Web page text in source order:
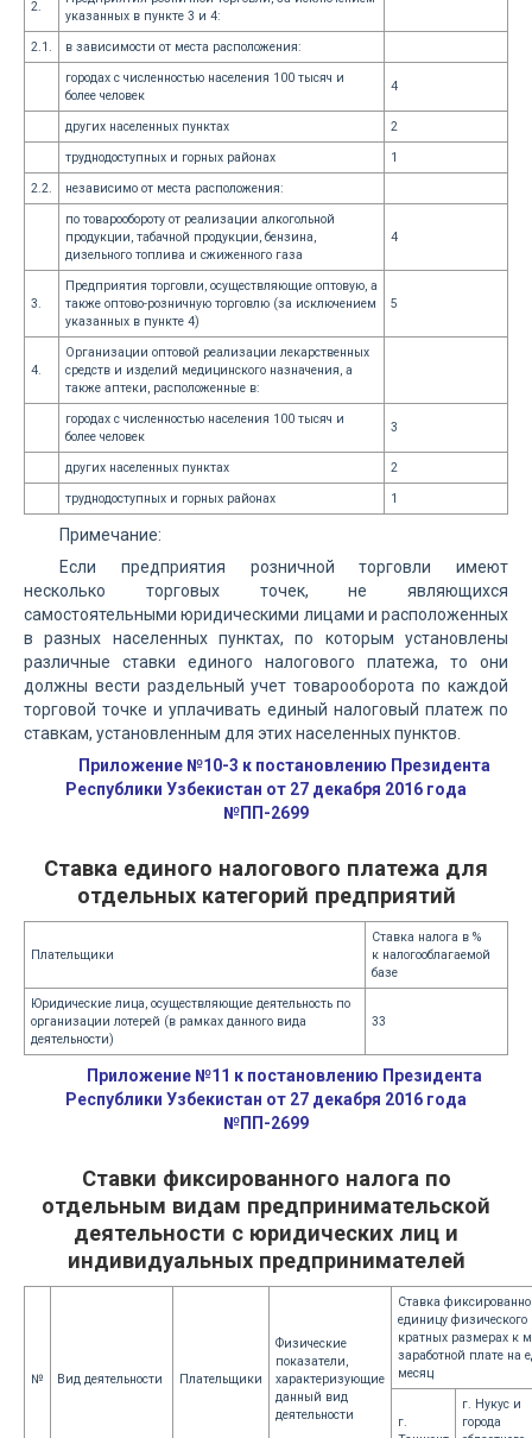
2.
указанных в пункте 3 и 4:
2.1.
в зависимости от места расположения:
городах с численностью населения 100 тысяч и
более человек
4
других населенных пунктах
2
труднодоступных и горных районах
1
2.2.
независимо от места расположения:
по товарообороту от реализации алкогольной
продукции, табачной продукции, бензина,
дизельного топлива и сжиженного газа
4
3.
Предприятия торговли, осуществляющие оптовую, а
также оптово-розничную торговлю (за исключением
указанных в пункте 4)
5
4.
Организации оптовой реализации лекарственных
средств и изделий медицинского назначения, а
также аптеки, расположенные в:
городах с численностью населения 100 тысяч и
более человек
3
других населенных пунктах
2
труднодоступных и горных районах
1
Примечание:
Если предприятия розничной торговли имеют
несколько торговых точек, не являющихся
самостоятельными юридическими лицами и расположенных
в разных населенных пунктах, по которым установлены
различные ставки единого налогового платежа, то они
должны вести раздельный учет товарооборота по каждой
торговой точке и уплачивать единый налоговый платеж по
ставкам, установленным для этих населенных пунктов.
Приложение №10-3 к постановлению Президента
Республики Узбекистан от 27 декабря 2016 года
№ПП-2699
Ставка единого налогового платежа для
отдельных категорий предприятий
Плательщики
Ставка налога в %
к налогооблагаемой
базе
Юридические лица, осуществляющие деятельность по
организации лотерей (в рамках данного вида
деятельности)
33
Приложение №11 к постановлению Президента
Республики Узбекистан от 27 декабря 2016 года
№ПП-2699
Ставки фиксированного налога по
отдельным видам предпринимательской
деятельности с юридических лиц и
индивидуальных предпринимателей
№ Вид деятельности Плательщики
Физические
показатели,
характеризующие
данный вид
деятельности
Ставка
единицу физического
кратных размерах к
заработной плате на
месяц
г.
г. Нукус и
города